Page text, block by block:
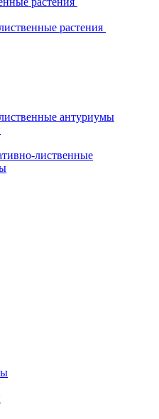
растения
антуриумы
лиственные